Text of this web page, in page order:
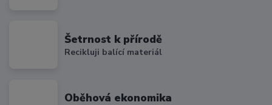
Šetrnost k přírodě
Recikluji balící materiál
Oběhová ekonomika